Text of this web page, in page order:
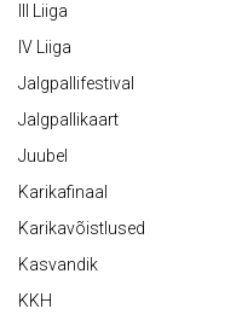
III Liiga
IV Liiga
Jalgpallifestival
Jalgpallikaart
Juubel
Karikafinaal
Karikavõistlused
Kasvandik
KKH